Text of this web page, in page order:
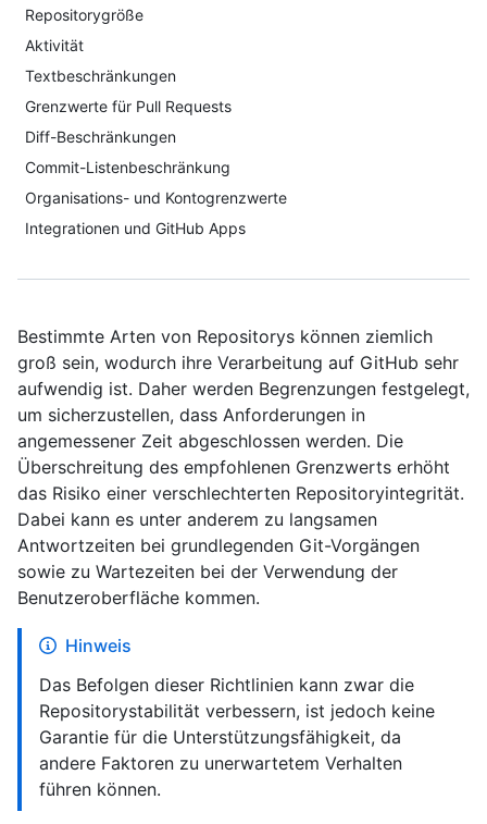
Repositorygröße
Aktivität
Textbeschränkungen
Grenzwerte für Pull Requests
Diff-Beschränkungen
Commit-Listenbeschränkung
Organisations- und Kontogrenzwerte
Integrationen und GitHub Apps
Bestimmte Arten von Repositorys können ziemlich
groß sein, wodurch ihre Verarbeitung auf GitHub sehr
aufwendig ist. Daher werden Begrenzungen festgelegt,
um sicherzustellen, dass Anforderungen in
angemessener Zeit abgeschlossen werden. Die
Überschreitung des empfohlenen Grenzwerts erhöht
das Risiko einer verschlechterten Repositoryintegrität.
Dabei kann es unter anderem zu langsamen
Antwortzeiten bei grundlegenden Git-Vorgängen
sowie zu Wartezeiten bei der Verwendung der
Benutzeroberfläche kommen.
Hinweis
Das Befolgen dieser Richtlinien kann zwar die
Repositorystabilität verbessern, ist jedoch keine
Garantie für die Unterstützungsfähigkeit, da
andere Faktoren zu unerwartetem Verhalten
führen können.